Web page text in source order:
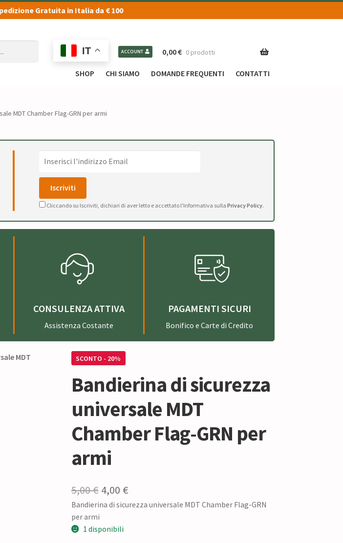
Gratuita in Italia da € 100
IT ACCOUNT 0,00€ 0 prodotti
SHOP CHI SIAMO DOMANDE FREQUENTI CONTATTI
MDT Chamber Flag-GRN per armi
Cliccando su Iscriviti, dichiari di aver letto e accettato l'Informativa sulla Privacy Policy.
CONSULENZA ATTIVA
Assistenza Costante
PAGAMENTI SICURI
Bonifico e Carte di Credito
SCONTO - 20%
Bandierina di sicurezza
universale MDT
Chamber Flag-GRN per
armi
5,00€ Il
prezzo
originale
4,00 €Il
prezzo
Bandierina di sicurezza universale MDT Chamber Flag-GRN
per armi
1 disponibili